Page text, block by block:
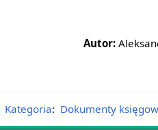
Autor:
Kategoria: Dokumenty